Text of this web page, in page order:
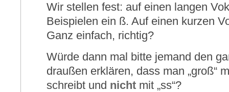
Wir stellen fest: auf einen langen
Beispielen ein ß. Auf einen kurzen
Ganz einfach, richtig?
Würde dann mal bitte jemand den
draußen erklären, dass man „groß“
schreibt und nicht mit „ss“?